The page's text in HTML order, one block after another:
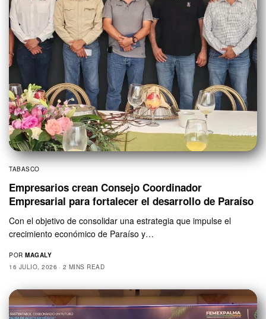
TABASCO
Empresarios crean Consejo Coordinador
Empresarial para fortalecer el desarrollo de Paraíso
Con el objetivo de consolidar una estrategia que impulse el
crecimiento económico de Paraíso y…
POR MAGALY
16 JULIO, 2026
2 MINS READ